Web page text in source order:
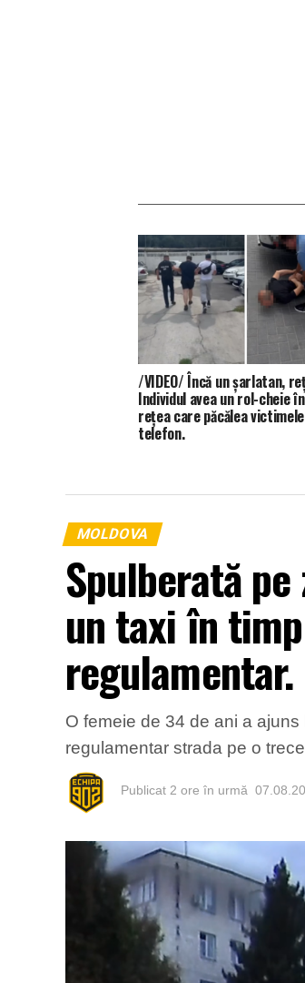
/VIDEO/ Încă un șarlatan,
Individul avea un rol-cheie
rețea care păcălea
telefon.
MOLDOVA
Spulberată
un taxi în
regulamentar.
O femeie de 34 de ani a
regulamentar strada pe o
Publicat 2 ore în urmă